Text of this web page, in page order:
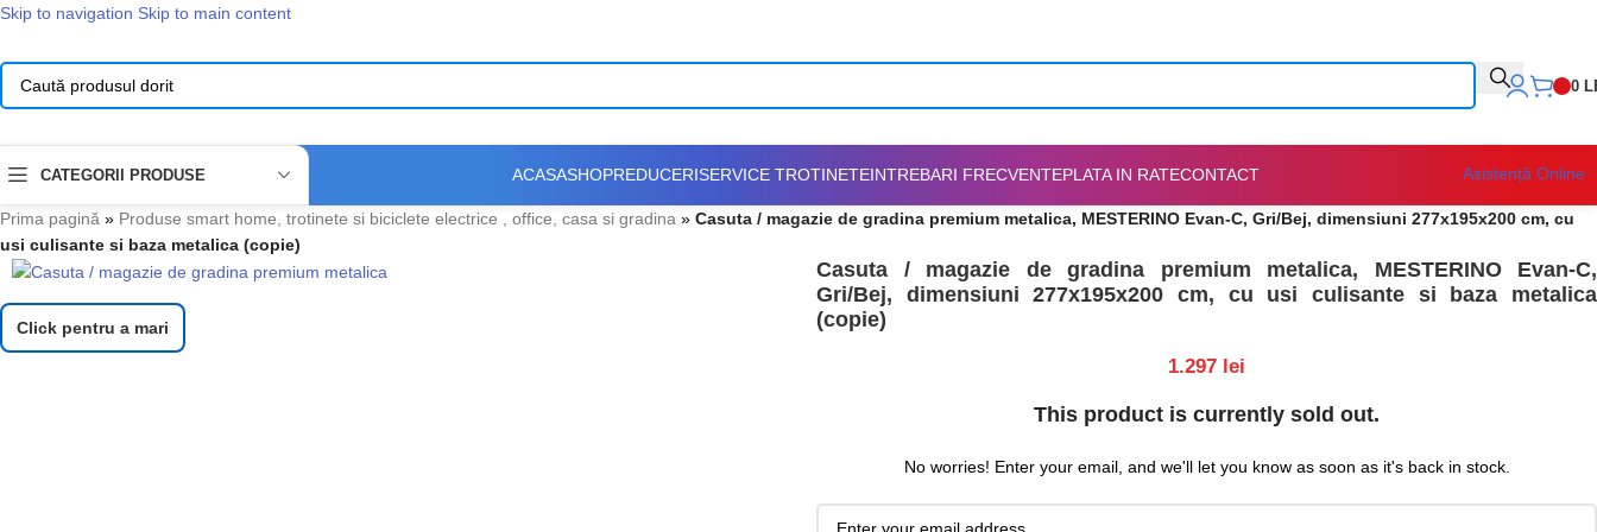
Skip to navigation Skip to main content
0
CATEGORII PRODUSE ACASASHOPREDUCERISERVICE TROTINETEINTREBARI FRECVENTEPLATA IN RATECONTACT Asistență Online
Prima pagină » Produse smart home, trotinete si biciclete electrice , office, casa si gradina » Casuta / magazie de gradina premium metalica, MESTERINO Evan-C, Gri/Bej, dimensiuni 277x195x200 cm, cu
usi culisante si baza metalica (copie)
Click pentru a mari
Casuta / magazie de gradina premium metalica, MESTERINO Evan-C,
Gri/Bej, dimensiuni 277x195x200 cm, cu usi culisante si baza metalica
(copie)
1.297 lei
This product is currently sold out.
No worries! Enter your email, and we'll let you know as soon as it's back in stock.